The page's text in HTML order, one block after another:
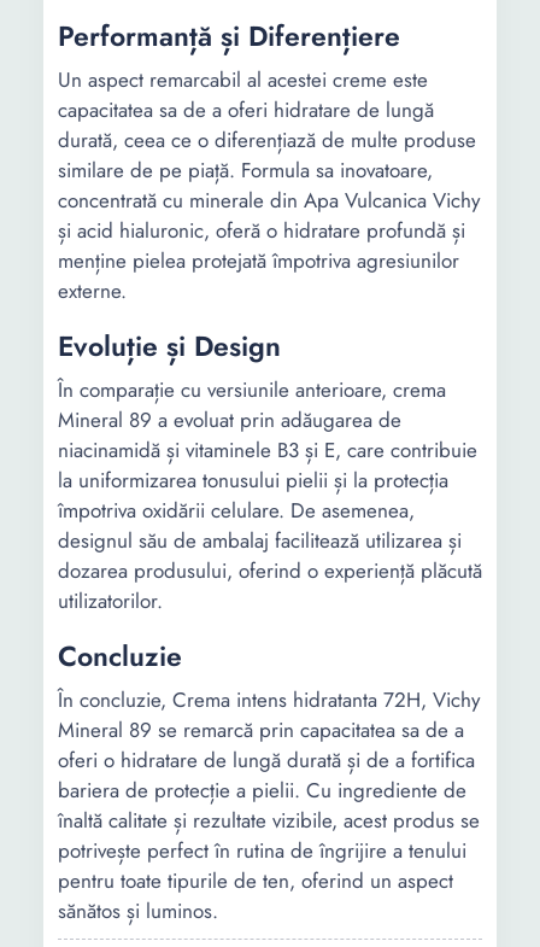
Performanță și Diferențiere
Un aspect remarcabil al acestei creme este
capacitatea sa de a oferi hidratare de lungă
durată, ceea ce o diferențiază de multe produse
similare de pe piață. Formula sa inovatoare,
concentrată cu minerale din Apa Vulcanica Vichy
și acid hialuronic, oferă o hidratare profundă și
menține pielea protejată împotriva agresiunilor
externe.
Evoluție și Design
În comparație cu versiunile anterioare, crema
Mineral 89 a evoluat prin adăugarea de
niacinamidă și vitaminele B3 și E, care contribuie
la uniformizarea tonusului pielii și la protecția
împotriva oxidării celulare. De asemenea,
designul său de ambalaj facilitează utilizarea și
dozarea produsului, oferind o experiență plăcută
utilizatorilor.
Concluzie
În concluzie, Crema intens hidratanta 72H, Vichy
Mineral 89 se remarcă prin capacitatea sa de a
oferi o hidratare de lungă durată și de a fortifica
bariera de protecție a pielii. Cu ingrediente de
înaltă calitate și rezultate vizibile, acest produs se
potrivește perfect în rutina de îngrijire a tenului
pentru toate tipurile de ten, oferind un aspect
sănătos și luminos.